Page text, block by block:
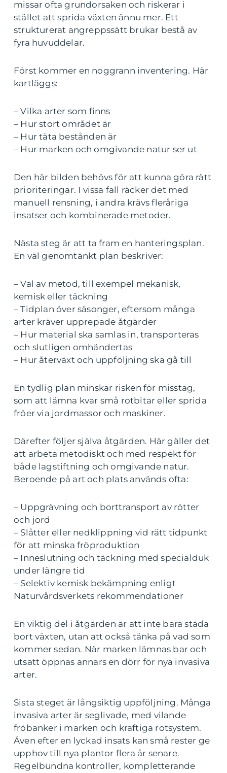
missar ofta grundorsaken och riskerar i
stället att sprida växten ännu mer. Ett
strukturerat angreppssätt brukar bestå av
fyra huvuddelar.
Först kommer en noggrann inventering. Här
kartläggs:
– Vilka arter som finns
– Hur stort området är
– Hur täta bestånden är
– Hur marken och omgivande natur ser ut
Den här bilden behövs för att kunna göra rätt
prioriteringar. I vissa fall räcker det med
manuell rensning, i andra krävs fleråriga
insatser och kombinerade metoder.
Nästa steg är att ta fram en hanteringsplan.
En väl genomtänkt plan beskriver:
– Val av metod, till exempel mekanisk,
kemisk eller täckning
– Tidplan över säsonger, eftersom många
arter kräver upprepade åtgärder
– Hur material ska samlas in, transporteras
och slutligen omhändertas
– Hur återväxt och uppföljning ska gå till
En tydlig plan minskar risken för misstag,
som att lämna kvar små rotbitar eller sprida
fröer via jordmassor och maskiner.
Därefter följer själva åtgärden. Här gäller det
att arbeta metodiskt och med respekt för
både lagstiftning och omgivande natur.
Beroende på art och plats används ofta:
– Uppgrävning och borttransport av rötter
och jord
– Slåtter eller nedklippning vid rätt tidpunkt
för att minska fröproduktion
– Inneslutning och täckning med specialduk
under längre tid
– Selektiv kemisk bekämpning enligt
Naturvårdsverkets rekommendationer
En viktig del i åtgärden är att inte bara städa
bort växten, utan att också tänka på vad som
kommer sedan. När marken lämnas bar och
utsatt öppnas annars en dörr för nya invasiva
arter.
Sista steget är långsiktig uppföljning. Många
invasiva arter är seglivade, med vilande
fröbanker i marken och kraftiga rotsystem.
Även efter en lyckad insats kan små rester ge
upphov till nya plantor flera år senare.
Regelbundna kontroller, kompletterande